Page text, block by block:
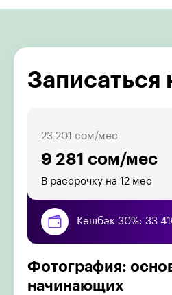
Записаться
9 281 сом/мес
23 201 сом/мес
В рассрочку на 12 мес
Кешбэк 30%: 33
Фотография:
начинающих